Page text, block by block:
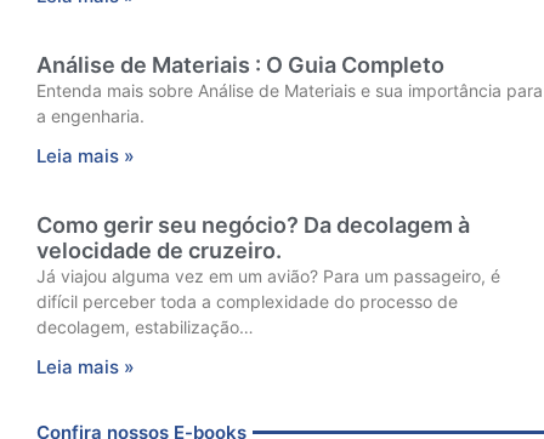
Análise de Materiais : O Guia Completo
Entenda mais sobre Análise de Materiais e sua importância para
a engenharia.
Leia mais »
Como gerir seu negócio? Da decolagem à
velocidade de cruzeiro.
Já viajou alguma vez em um avião? Para um passageiro, é
difícil perceber toda a complexidade do processo de
decolagem, estabilização…
Leia mais »
Confira nossos E-books